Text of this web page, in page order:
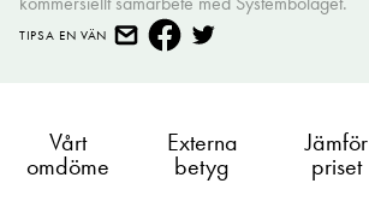
TIPSA EN VÄN
Vårt
omdöme
Externa
betyg
Jämför
priset